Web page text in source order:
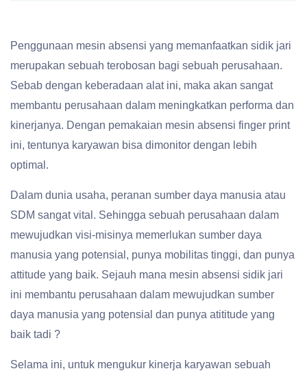
Penggunaan mesin absensi yang memanfaatkan sidik jari
merupakan sebuah terobosan bagi sebuah perusahaan.
Sebab dengan keberadaan alat ini, maka akan sangat
membantu perusahaan dalam meningkatkan performa dan
kinerjanya. Dengan pemakaian mesin absensi finger print
ini, tentunya karyawan bisa dimonitor dengan lebih
optimal.
Dalam dunia usaha, peranan sumber daya manusia atau
SDM sangat vital. Sehingga sebuah perusahaan dalam
mewujudkan visi-misinya memerlukan sumber daya
manusia yang potensial, punya mobilitas tinggi, dan punya
attitude yang baik. Sejauh mana mesin absensi sidik jari
ini membantu perusahaan dalam mewujudkan sumber
daya manusia yang potensial dan punya atititude yang
baik tadi ?
Selama ini, untuk mengukur kinerja karyawan sebuah